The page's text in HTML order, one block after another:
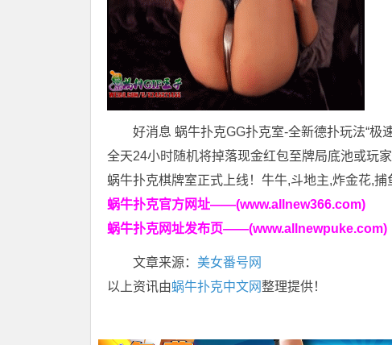
好消息 蜗牛扑克GG扑克室-全新德扑玩法“极
全天24小时随机将掉落现金红包至牌局底池或玩
蜗牛扑克棋牌室正式上线！牛牛,斗地主,炸金花,捕
蜗牛扑克官方网址——(www.allnew366.com)
蜗牛扑克网址发布页——(www.allnewpuke.com)
文章来源： 美女番号网
以上资讯由蜗牛扑克中文网整理提供！